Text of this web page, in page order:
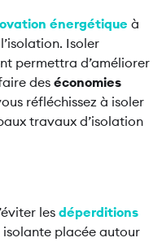
énergétique à
Isoler
permettra d’améliorer
des économies
réfléchissez à isoler
travaux d’isolation
les déperditions
placée autour